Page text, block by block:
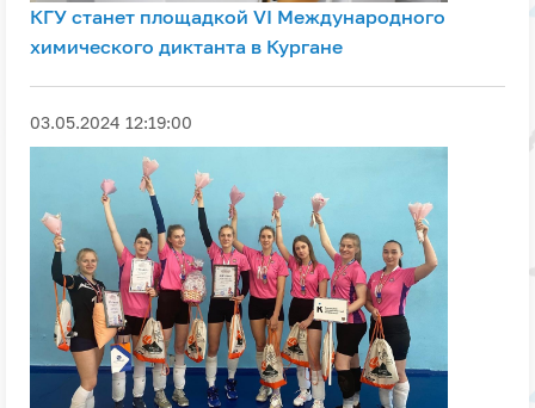
КГУ станет площадкой VI Международного
химического диктанта в Кургане
03.05.2024 12:19:00